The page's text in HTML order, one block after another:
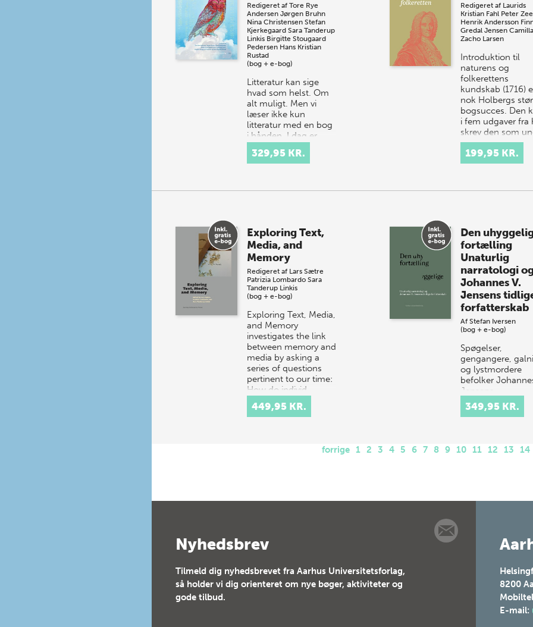
Redigeret af Tore Rye
Andersen Jørgen Bruhn
Nina Christensen Stefan
Kjerkegaard Sara Tanderup
Linkis Birgitte Stougaard
Pedersen Hans Kristian
Rustad
(bog + e-bog)
Litteratur kan sige
hvad som helst. Om
alt muligt. Men vi
læser ikke kun
litteratur med en bog
i hånden. I dag er
ud af de trykte…
329,95 KR.
Redigeret af Laurids
Kristian Fahl Peter
Henrik Andersson
Gredal Jensen Camilla
Zacho Larsen
Introduktion til
naturens og
folkerettens
kundskab (1716)
nok Holbergs
bogsucces. Den
i fem udgaver fra
skrev den som
forskersp…
199,95 KR.
Exploring Text,
Media, and
Memory
Redigeret af Lars Sætre
Patrizia Lombardo Sara
Tanderup Linkis
(bog + e-bog)
Exploring Text, Media,
and Memory
investigates the link
between memory and
media by asking a
series of questions
pertinent to our time:
How do individ…
449,95 KR.
Den
fortælling
Unaturlig
narratologi
Johannes V.
Jensens
forfatterskab
Af Stefan Iversen
(bog + e-bog)
Spøgelser,
gengangere,
og lystmordere
befolker
Jensens
forfatterskab. De
i geografiske,
349,95 KR.
forrige 1 2 3 4 5 6 7 8 9 10 11 12 13 14
Nyhedsbrev
Tilmeld dig nyhedsbrevet fra Aarhus Universitetsforlag,
så holder vi dig orienteret om nye bøger, aktiviteter og
gode tilbud.
8200
E-mail: